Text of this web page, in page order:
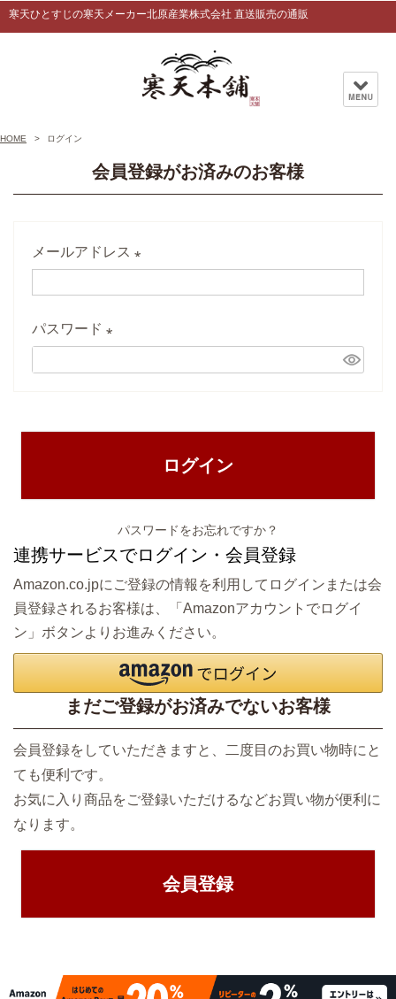
寒天ひとすじの寒天メーカー北原産業株式会社 直送販売の通販
HOME ログイン
会員登録がお済みのお客様
メールアドレス
パスワード
)
ログイン
パスワードをお忘れですか？
連携サービスでログイン・会員登録
Amazon.co.jpにご登録の情報を利用してログインまたは会
員登録されるお客様は、「Amazonアカウントでログイ
ン」ボタンよりお進みください。
まだご登録がお済みでないお客様
会員登録をしていただきますと、二度目のお買い物時にと
ても便利です。
お気に入り商品をご登録いただけるなどお買い物が便利に
なります。
会員登録